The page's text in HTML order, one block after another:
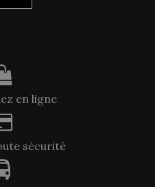
en ligne
sécurité